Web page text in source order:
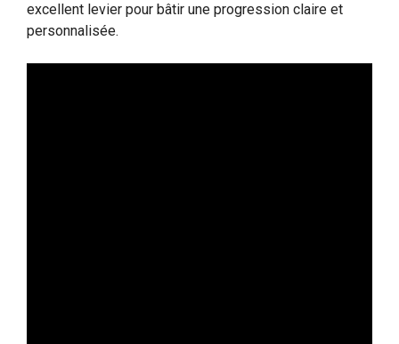
excellent levier pour bâtir une progression claire et
personnalisée.